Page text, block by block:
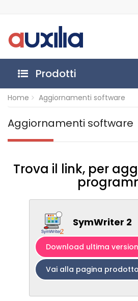
Prodotti
Home Aggiornamenti software
Aggiornamenti software
Trova il link, per
SymWriter 2
Download ultima
Vai alla pagina prodotto